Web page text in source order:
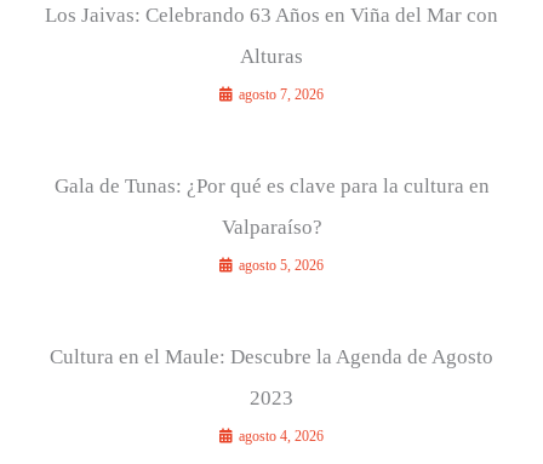
Los Jaivas: Celebrando 63 Años en Viña del Mar con
Alturas
agosto 7, 2026
Gala de Tunas: ¿Por qué es clave para la cultura en
Valparaíso?
agosto 5, 2026
Cultura en el Maule: Descubre la Agenda de Agosto
2023
agosto 4, 2026